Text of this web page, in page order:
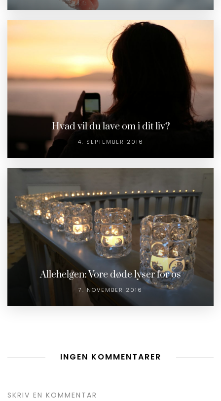
Hvad vil du lave om i dit liv?
4. SEPTEMBER 2016
Allehelgen: Vore døde lyser for os
7. NOVEMBER 2016
INGEN KOMMENTARER
SKRIV EN KOMMENTAR